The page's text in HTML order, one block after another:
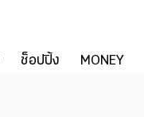
ช็อปปิ้ง MONEY